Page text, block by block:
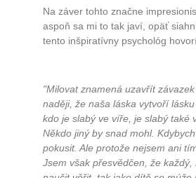
Na záver tohto značne
aspoň sa mi to tak javí, opäť
tento inšpiratívny psychológ
"Milovat znamená uzavřít
naději, že naša láska vytvoří
kdo je slabý ve víře, je slabý také
Někdo jiný by snad mohl.
pokusit. Ale protože nejsem ani
Jsem však přesvědčen, že